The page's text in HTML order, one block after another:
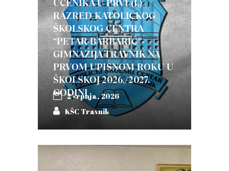
UČENIKA U PRVI (I.)
RAZRED KATOLIČKOG
ŠKOLSKOG CENTRA
“PETAR BARBARIĆ”-
GIMNAZIJA TRAVNIK NA
PRVOM UPISNOM ROKU U
ŠKOLSKOJ 2026./2027.
GODINI
2 srpnja, 2026
KŠC Travnik